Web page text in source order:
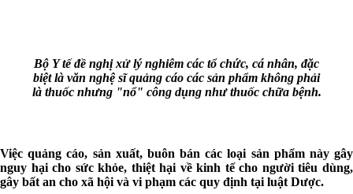
Bộ Y tế đề nghị xử lý nghiêm các tổ chức, cá nhân, đặc
biệt là văn nghệ sĩ quảng cáo các sản phẩm không phải
là thuốc nhưng "nổ" công dụng như thuốc chữa bệnh.
Việc quảng cáo, sản xuất, buôn bán các loại sản phẩm này gây
nguy hại cho sức khỏe, thiệt hại về kinh tế cho người tiêu dùng,
gây bất an cho xã hội và vi phạm các quy định tại luật Dược.